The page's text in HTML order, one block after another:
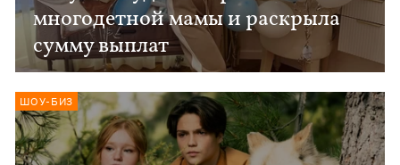
многодетной мамы и раскрыла
сумму выплат
ШОУ-БИЗ